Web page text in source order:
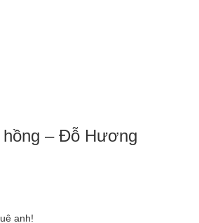
– Đỗ Hương
anh!